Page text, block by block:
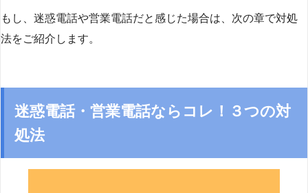
もし、迷惑電話や営業電話だと感じた場合は、次の章で対処
法をご紹介します。
迷惑電話・営業電話ならコレ！３つの対
処法